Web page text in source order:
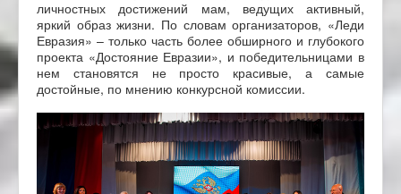
личностных достижений мам, ведущих активный,
яркий образ жизни. По словам организаторов, «Леди
Евразия» – только часть более обширного и глубокого
проекта «Достояние Евразии», и победительницами в
нем становятся не просто красивые, а самые
достойные, по мнению конкурсной комиссии.